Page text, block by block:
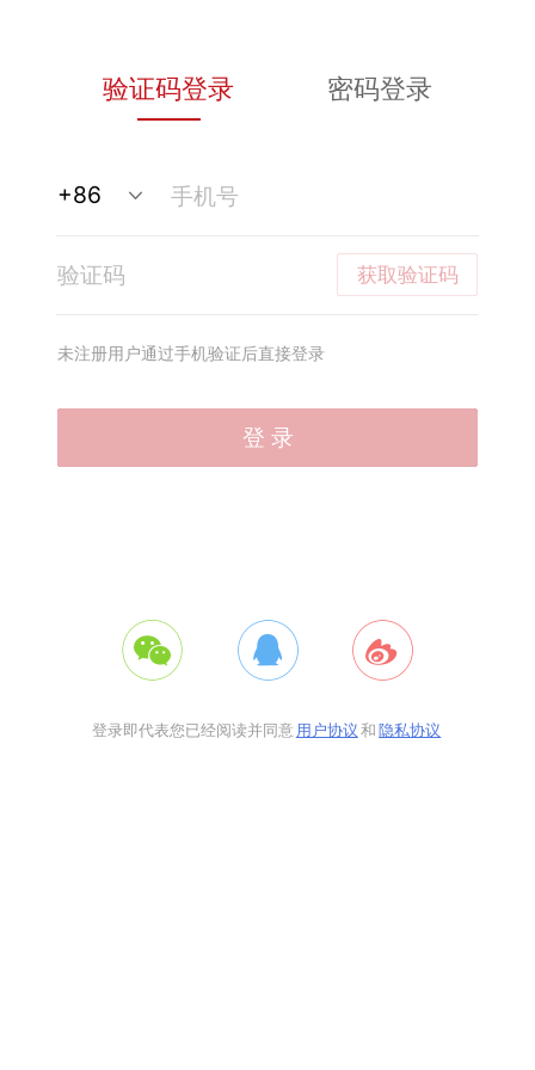
验证码登录 密码登录
获取验证码
未注册用户通过手机验证后直接登录
登 录
登录即代表您已经阅读并同意用户协议和隐私协议